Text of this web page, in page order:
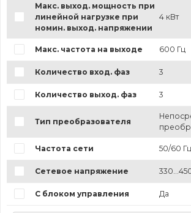
Макс. выход. мощность при
линейной нагрузке при
номин. выход. напряжении
4 кВт
Макс. частота на выходе 600 Гц
Количество вход. фаз 3
Количество выход. фаз 3
Тип преобразователя
Частота сети 50/60
Сетевое напряжение
С блоком управления Да